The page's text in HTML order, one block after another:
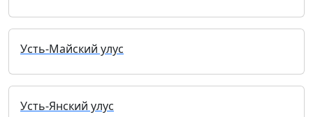
Усть-Майский улус
Усть-Янский улус